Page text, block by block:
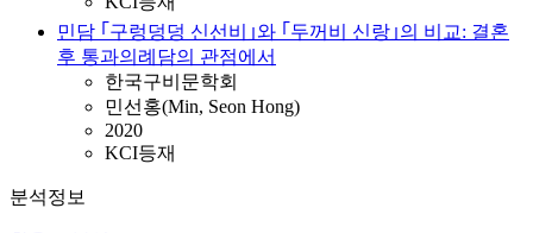
민담 ｢구렁덩덩 신선비｣와 ｢두꺼비 신랑｣의 비교: 결혼
후 통과의례담의 관점에서
한국구비문학회
민선홍(Min, Seon Hong)
2020
KCI등재
분석정보